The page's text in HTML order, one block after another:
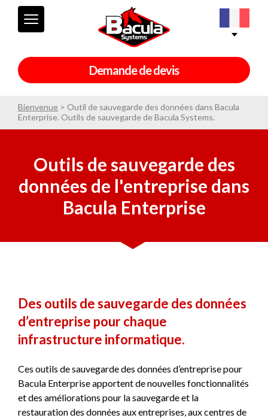
Demande de devis
Bienvenue > Outil de sauvegarde des données dans Bacula
Enterprise. Outils de sauvegarde de Bacula Systems.
Outils de sauvegarde des
données de l'entreprise dans
Bacula Enterprise
Des outils de sauvegarde des données
d’entreprise pour chaque
infrastructure informatique.
Ces outils de sauvegarde des données d’entreprise pour
Bacula Enterprise apportent de nouvelles fonctionnalités
et des améliorations pour la sauvegarde et la
restauration des données aux entreprises, aux centres de